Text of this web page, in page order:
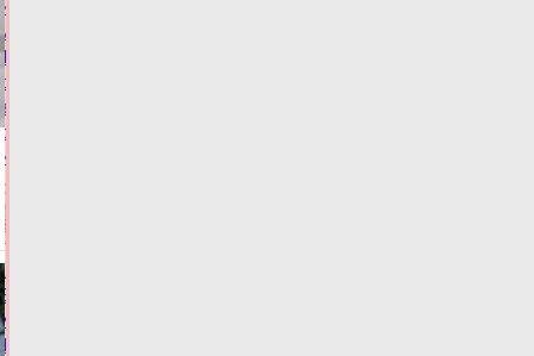
из
муниципалитетов
Тверской
области
забыли
об
инвалидах
06.08.2026,
ФОТО
ЗАКОН И
ПОРЯДОК
Виталий
Королев:
Тверские